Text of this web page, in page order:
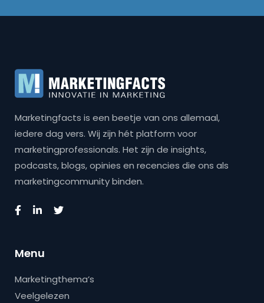
Marketingfacts is een beetje van ons allemaal,
iedere dag vers. Wij zijn hét platform voor
marketingprofessionals. Het zijn de insights,
podcasts, blogs, opinies en recencies die ons als
marketingcommunity binden.
Menu
Marketingthema’s
Veelgelezen